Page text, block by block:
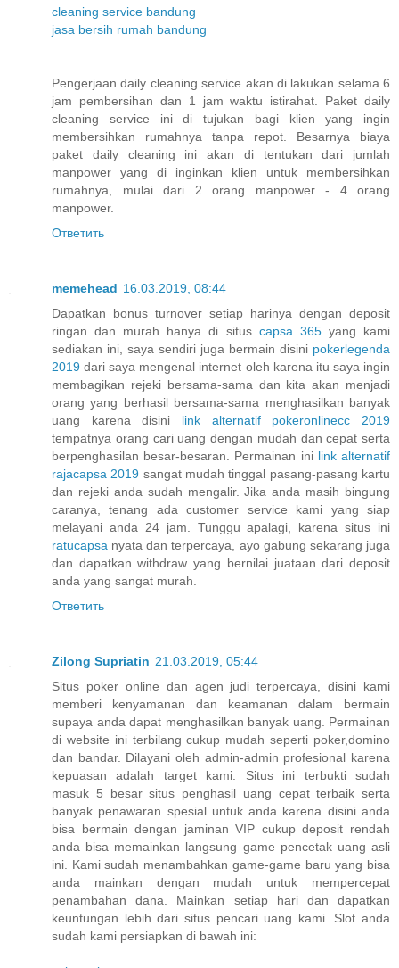
cleaning service bandung
jasa bersih rumah bandung
Pengerjaan daily cleaning service akan di lakukan selama 6
jam pembersihan dan 1 jam waktu istirahat. Paket daily
cleaning service ini di tujukan bagi klien yang ingin
membersihkan rumahnya tanpa repot. Besarnya biaya
paket daily cleaning ini akan di tentukan dari jumlah
manpower yang di inginkan klien untuk membersihkan
rumahnya, mulai dari 2 orang manpower - 4 orang
manpower.
Ответить
memehead 16.03.2019, 08:44
Dapatkan bonus turnover setiap harinya dengan deposit
ringan dan murah hanya di situs capsa 365yang kami
sediakan ini, saya sendiri juga bermain disini pokerlegenda
2019 dari saya mengenal internet oleh karena itu saya ingin
membagikan rejeki bersama-sama dan kita akan menjadi
orang yang berhasil bersama-sama menghasilkan banyak
uang karena disini link alternatif pokeronlinecc 2019
tempatnya orang cari uang dengan mudah dan cepat serta
berpenghasilan besar-besaran. Permainan ini link alternatif
rajacapsa 2019 sangat mudah tinggal pasang-pasang kartu
dan rejeki anda sudah mengalir. Jika anda masih bingung
caranya, tenang ada customer service kami yang siap
melayani anda 24 jam. Tunggu apalagi, karena situs ini
ratucapsa nyata dan terpercaya, ayo gabung sekarang juga
dan dapatkan withdraw yang bernilai juataan dari deposit
anda yang sangat murah.
Ответить
Zilong Supriatin 21.03.2019, 05:44
Situs poker online dan agen judi terpercaya, disini kami
memberi kenyamanan dan keamanan dalam bermain
supaya anda dapat menghasilkan banyak uang. Permainan
di website ini terbilang cukup mudah seperti poker,domino
dan bandar. Dilayani oleh admin-admin profesional karena
kepuasan adalah target kami. Situs ini terbukti sudah
masuk 5 besar situs penghasil uang cepat terbaik serta
banyak penawaran spesial untuk anda karena disini anda
bisa bermain dengan jaminan VIP cukup deposit rendah
anda bisa memainkan langsung game pencetak uang asli
ini. Kami sudah menambahkan game-game baru yang bisa
anda mainkan dengan mudah untuk mempercepat
penambahan dana. Mainkan setiap hari dan dapatkan
keuntungan lebih dari situs pencari uang kami. Slot anda
sudah kami persiapkan di bawah ini: